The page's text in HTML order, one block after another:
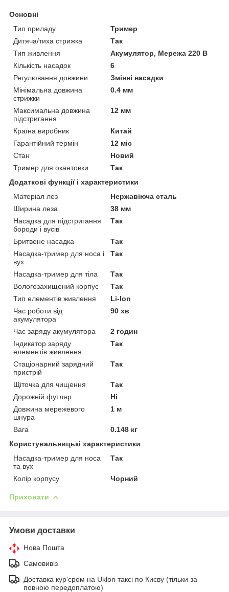
Основні
Тип приладу
Тример
Дитяча/тиха стрижка
Так
Тип живлення
Акумулятор, Мережа 220 В
Кількість насадок
6
Регулювання довжини
Змінні насадки
Мінімальна довжина
стрижки
0.4 мм
Максимальна довжина
підстригання
12 мм
Країна виробник
Китай
Гарантійний термін
12 міс
Стан
Новий
Тример для окантовки
Так
Додаткові функції і характеристики
Матеріал лез
Нержавіюча сталь
Ширина леза
38 мм
Насадка для підстригання
бороди і вусів
Так
Бритвене насадка
Так
Насадка-тример для носа і
вух
Так
Насадка-тример для тіла
Так
Вологозахищений корпус
Так
Тип елементів живлення
Li-Ion
Час роботи від
акумулятора
90 хв
Час заряду акумулятора
2 годин
Індикатор заряду
елементів живлення
Так
Стаціонарний зарядний
пристрій
Так
Щіточка для чищення
Так
Дорожній футляр
Ні
Довжина мережевого
шнура
1 м
Вага
0.148 кг
Користувальницькі характеристики
Насадка-тример для носа
та вух
Так
Колір корпусу Чорний
Приховати
Умови доставки
Нова Пошта
Самовивіз
Доставка кур'єром на Uklon таксі по Києву (тільки за
повною передоплатою)